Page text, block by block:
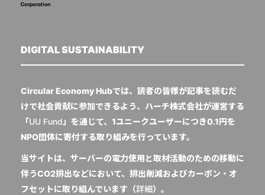
DIGITAL SUSTAINABILITY
Circular Economy Hubでは、読者の皆様が記事を読むだ
けで社会貢献に参加できるよう、ハーチ株式会社が運営する
「UU Fund 」を通じて、1ユニークユーザーにつき0.1円を
NPO団体に寄付する取り組みを行っています。
当サイトは、サーバーの電力使用と取材活動のための移動に
伴うCO2排出などにおいて、排出削減およびカーボン・オ
フセットに取り組んでいます（詳細）。